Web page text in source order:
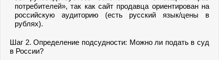
потребителей», так как сайт продавца ориентирован на
российскую аудиторию (есть русский язык/цены в
рублях).
Шаг 2. Определение подсудности: Можно ли подать в суд
в России?